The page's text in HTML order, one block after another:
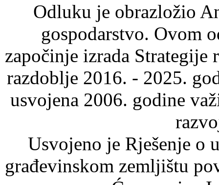
Odluku je obrazložio
gospodarstvo. Ovom
započinje izrada Strategije
razdoblje 2016. - 2025.
usvojena 2006. godine
Usvojeno je Rješenje o
građevinskom zemljištu